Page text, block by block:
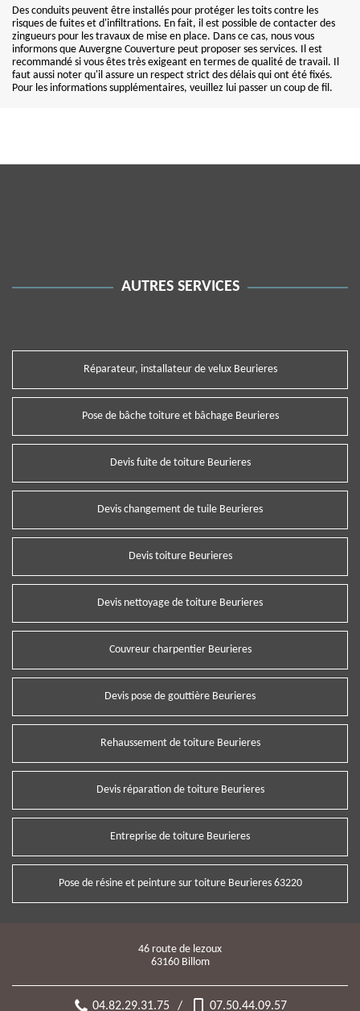
Des conduits peuvent être installés pour protéger les toits contre les
risques de fuites et d'infiltrations. En fait, il est possible de contacter des
zingueurs pour les travaux de mise en place. Dans ce cas, nous vous
informons que Auvergne Couverture peut proposer ses services. Il est
recommandé si vous êtes très exigeant en termes de qualité de travail. Il
faut aussi noter qu'il assure un respect strict des délais qui ont été fixés.
Pour les informations supplémentaires, veuillez lui passer un coup de fil.
AUTRES SERVICES
Réparateur, installateur de velux Beurieres
Pose de bâche toiture et bâchage Beurieres
Devis fuite de toiture Beurieres
Devis changement de tuile Beurieres
Devis toiture Beurieres
Devis nettoyage de toiture Beurieres
Couvreur charpentier Beurieres
Devis pose de gouttière Beurieres
Rehaussement de toiture Beurieres
Devis réparation de toiture Beurieres
Entreprise de toiture Beurieres
Pose de résine et peinture sur toiture Beurieres 63220
46 route de lezoux
63160 Billom
04.82.29.31.75 / 07.50.44.09.57